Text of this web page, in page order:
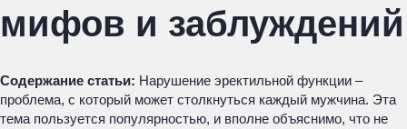
мифов и заблуждений
Содержание статьи: Нарушение эректильной функции –
проблема, с который может столкнуться каждый мужчина. Эта
тема пользуется популярностью, и вполне объяснимо, что не